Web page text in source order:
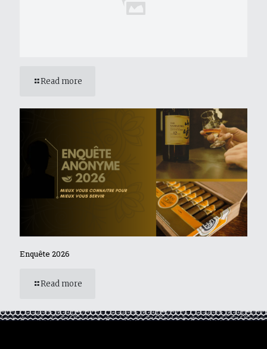
Read more
Enquête 2026
Read more